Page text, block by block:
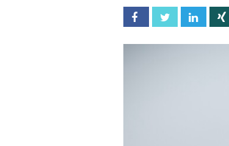
Facebook Twitter Linkedin